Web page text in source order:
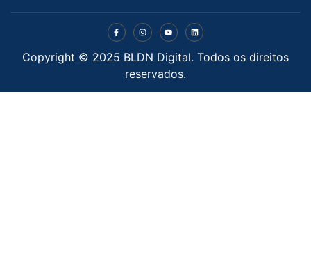
Copyright © 2025 BLDN Digital. Todos os direitos
reservados.